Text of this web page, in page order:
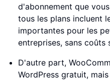
d'abonnement que
tous les plans incluent
importantes pour les
entreprises, sans coûts
D'autre part,
WordPress gratuit,